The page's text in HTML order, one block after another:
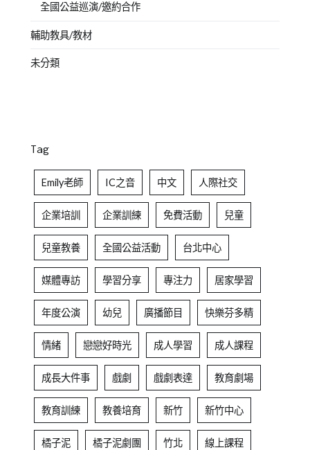
全國公益巡演/邀約合作
輔助教具/教材
未分類
Tag
Emily老師 IC之音 中文 人際社交
企業培訓 企業訓練 免費活動 兒童
兒童教養 全國公益活動 台北中心
媒體專訪 學習分享 專注力 居家學習
年度公演 幼兒 廣播節目 快樂芬多精
情緒 戀戀好時光 成人學習 成人課程
成長大件事 戲劇 戲劇表達 教育劇場
教育訓練 教養培育 新竹 新竹中心
橘子泥 橘子泥劇團 竹北 線上課程